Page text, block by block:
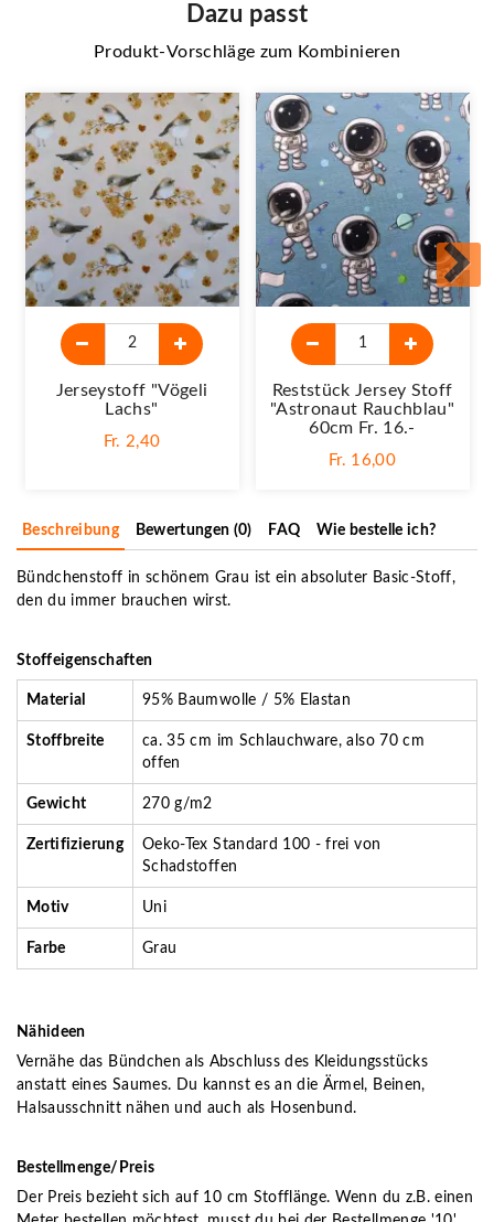
Dazu passt
Produkt-Vorschläge zum Kombinieren
Jerseystoff "Vögeli
Lachs"
Fr. 2,40
Reststück Jersey Stoff
"Astronaut Rauchblau"
60cm Fr. 16.-
Fr. 16,00
Beschreibung Bewertungen (0) FAQ Wie bestelle ich?
Bündchenstoff in schönem Grau ist ein absoluter Basic-Stoff,
den du immer brauchen wirst.
Stoffeigenschaften
Material 95% Baumwolle / 5% Elastan
Stoffbreite
ca. 35 cm im Schlauchware, also 70 cm
offen
Gewicht 270 g/m2
Zertifizierung
Oeko-Tex Standard 100 - frei von
Schadstoffen
Motiv Uni
Farbe Grau
Nähideen
Vernähe das Bündchen als Abschluss des Kleidungsstücks
anstatt eines Saumes. Du kannst es an die Ärmel, Beinen,
Halsausschnitt nähen und auch als Hosenbund.
Bestellmenge/Preis
Der Preis bezieht sich auf 10 cm Stofflänge. Wenn du z.B. einen